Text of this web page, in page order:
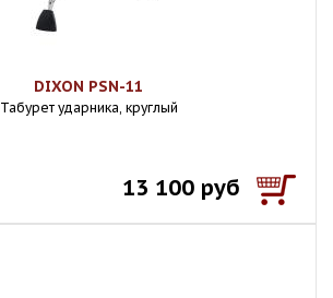
DIXON PSN-11
Табурет ударника, круглый
13 100 руб